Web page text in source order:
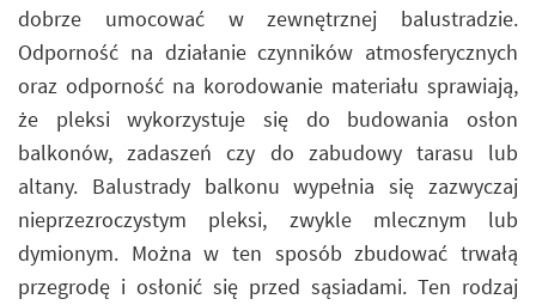
dobrze umocować w zewnętrznej balustradzie.
Odporność na działanie czynników atmosferycznych
oraz odporność na korodowanie materiału sprawiają,
że pleksi wykorzystuje się do budowania osłon
balkonów, zadaszeń czy do zabudowy tarasu lub
altany. Balustrady balkonu wypełnia się zazwyczaj
nieprzezroczystym pleksi, zwykle mlecznym lub
dymionym. Można w ten sposób zbudować trwałą
przegrodę i osłonić się przed sąsiadami. Ten rodzaj